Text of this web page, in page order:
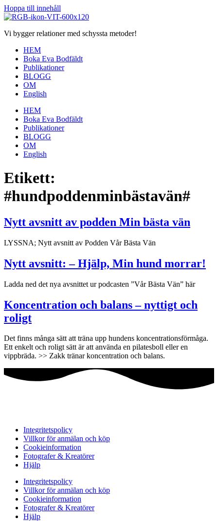
Hoppa till innehåll
Vi bygger relationer med schyssta metoder!
HEM
Boka Eva Bodfäldt
Publikationer
BLOGG
OM
English
HEM
Boka Eva Bodfäldt
Publikationer
BLOGG
OM
English
Etikett:
#hundpoddenminbästavän#
Nytt avsnitt av podden Min bästa vän
LYSSNA; Nytt avsnitt av Podden Vår Bästa Vän
Nytt avsnitt: – Hjälp, Min hund morrar!
Ladda ned det nya avsnittet ur podcasten ”Vår Bästa Vän” här
Koncentration och balans – nyttigt och
roligt
Det finns många sätt att träna upp hundens koncentrationsförmåga.
Ett enkelt och roligt sätt är att använda en pilatesboll eller en
vippbräda. >> Zakk tränar koncentration och balans.
Integritetspolicy
Villkor för anmälan och köp
Cookieinformation
Fotografer & Kreatörer
Hjälp
Integritetspolicy
Villkor för anmälan och köp
Cookieinformation
Fotografer & Kreatörer
Hjälp